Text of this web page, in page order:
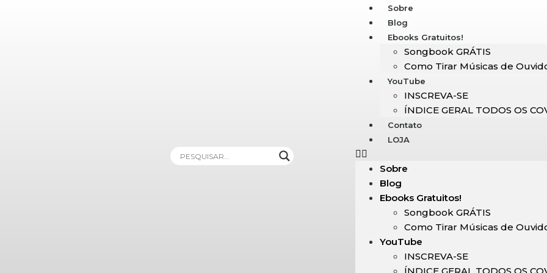
Sobre
Blog
Ebooks Gratuitos!
Songbook GRÁTIS
Como Tirar Músicas de
YouTube
INSCREVA-SE
ÍNDICE GERAL TODOS OS
Contato
LOJA
Sobre
Blog
Ebooks Gratuitos!
Songbook GRÁTIS
Como Tirar Músicas de
YouTube
INSCREVA-SE